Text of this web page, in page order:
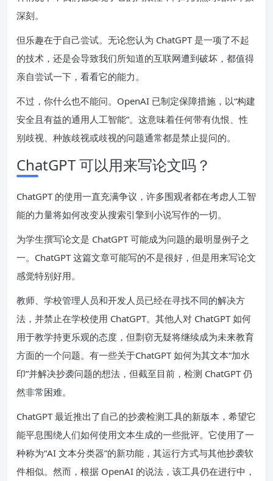
深刻。
但乐趣在于自己尝试。无论您认为 ChatGPT 是一项了不起
的技术，还是会导致我们所知道的互联网遭到破坏，都值得
亲自尝试一下，看看它的能力。
不过，你什么也不能问。OpenAI 已制定保障措施，以“构建
安全且有益的通用人工智能”。这意味着任何带有仇恨、性
别歧视、种族歧视或歧视的问题通常都是禁止提问的。
ChatGPT 可以用来写论文吗？
ChatGPT 的使用一直充满争议，许多围观者都在考虑人工智
能的力量将如何改变从搜索引擎到小说写作的一切。
为学生撰写论文是 ChatGPT 可能成为问题的最明显例子之
一。ChatGPT 这篇文章可能写的不是很好，但是用来写论文
感觉特别好用。
教师、 学校管理人员和开发人员已经在寻找不同的解决方
法，并禁止在学校使用 ChatGPT。其他人对 ChatGPT 如何
用于教学持更乐观的态度，但剽窃无疑将继续成为未来教育
方面的一个问题。有一些关于ChatGPT 如何为其文本“加水
印”并解决抄袭问题的想法，但截至目前， 检测 ChatGPT 仍
然非常困难。
ChatGPT 最近推出了 自己的抄袭检测工具的新版本，希望它
能平息围绕人们如何使用文本生成的一些批评。它使用了一
种称为“AI 文本分类器”的新功能，其运行方式与其他抄袭软
件相似。然而，根据 OpenAI 的说法，该工具仍在进行中，